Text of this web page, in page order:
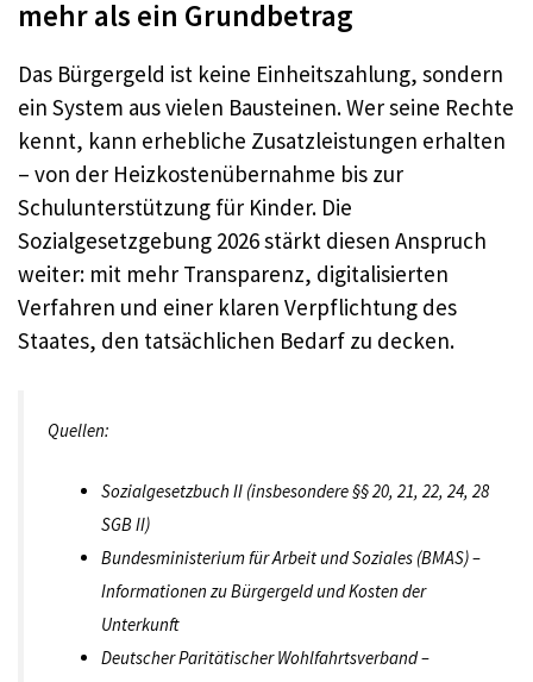
mehr als ein Grundbetrag
Das Bürgergeld ist keine Einheitszahlung, sondern
ein System aus vielen Bausteinen. Wer seine Rechte
kennt, kann erhebliche Zusatzleistungen erhalten
– von der Heizkostenübernahme bis zur
Schulunterstützung für Kinder. Die
Sozialgesetzgebung 2026 stärkt diesen Anspruch
weiter: mit mehr Transparenz, digitalisierten
Verfahren und einer klaren Verpflichtung des
Staates, den tatsächlichen Bedarf zu decken.
Quellen:
Sozialgesetzbuch II (insbesondere §§ 20, 21, 22, 24, 28
SGB II)
Bundesministerium für Arbeit und Soziales (BMAS) –
Informationen zu Bürgergeld und Kosten der
Unterkunft
Deutscher Paritätischer Wohlfahrtsverband –